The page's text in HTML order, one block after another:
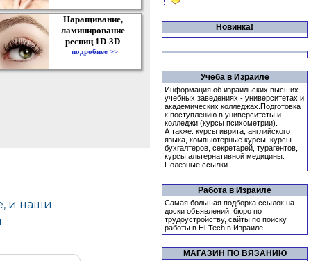
Наращивание,
ламинирование
ресниц 1D-3D
подробнее >>
Новинка!
Учеба в Израиле
Информация об израильских высших
учебных заведениях - университетах и
академических колледжах.Подготовка
к поступлению в университеты и
колледжи (курсы психометрии).
А также: курсы иврита, английского
языка, компьютерные курсы, курсы
бухгалтеров, секретарей, турагентов,
курсы альтернативной медицины.
Полезные ссылки.
Работа в Израиле
Самая большая подборка ссылок на
доски объявлений, бюро по
трудоустройству, сайты по поиску
работы в Hi-Tech в Израиле.
МАГАЗИН ПО ВЯЗАНИЮ